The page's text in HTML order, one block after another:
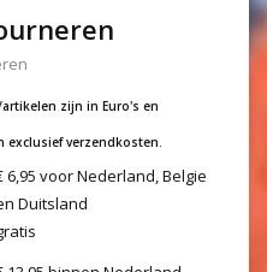
zijn in Euro's en
verzendkosten.
6,95 voor Nederland, Belgie
Duitsland